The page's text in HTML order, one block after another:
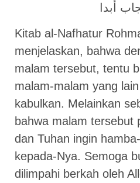
أبدا
Kitab al-Nafhatur
menjelaskan, bahwa
malam tersebut, tentu
malam-malam yang
kabulkan. Melainkan
bahwa malam tersebut
dan Tuhan ingin
kepada-Nya. Semoga
dilimpahi berkah oleh